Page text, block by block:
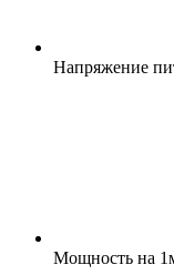
Напряжение
Мощность на